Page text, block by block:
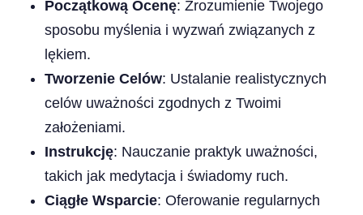
Początkową Ocenę: Zrozumienie Twojego
sposobu myślenia i wyzwań związanych z
lękiem.
Tworzenie Celów: Ustalanie realistycznych
celów uważności zgodnych z Twoimi
założeniami.
Instrukcję: Nauczanie praktyk uważności,
takich jak medytacja i świadomy ruch.
Ciągłe Wsparcie: Oferowanie regularnych